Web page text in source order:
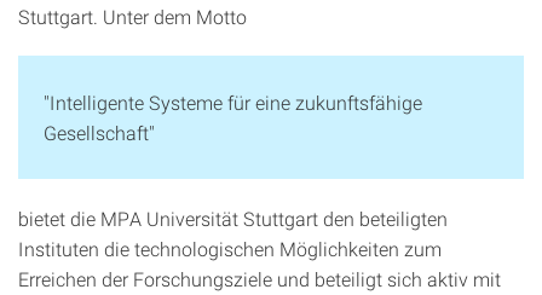
Stuttgart. Unter dem Motto
"Intelligente Systeme für eine zukunftsfähige
Gesellschaft"
bietet die MPA Universität Stuttgart den beteiligten
Instituten die technologischen Möglichkeiten zum
Erreichen der Forschungsziele und beteiligt sich aktiv mit